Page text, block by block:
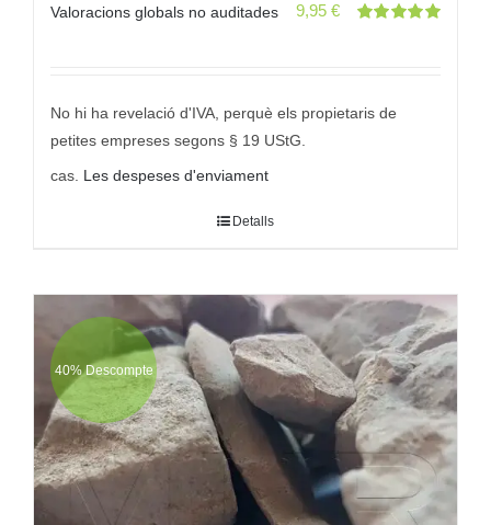
Valoracions globals no auditades 9,95 €
No hi ha revelació d'IVA, perquè els propietaris de
petites empreses segons § 19 UStG.
cas. Les despeses d'enviament
Detalls
40% Descompte